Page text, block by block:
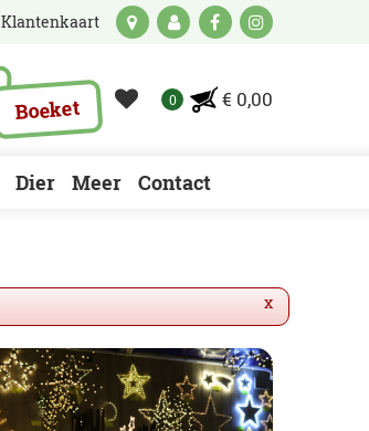
Klantenkaart
Boeket € 0,00
Dier Meer Contact
x